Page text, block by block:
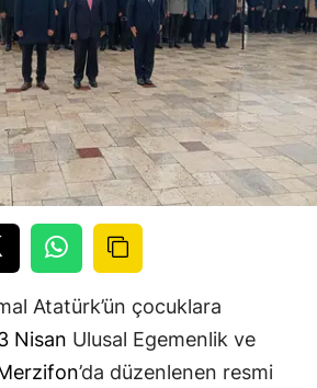
Atatürk’ün çocuklara
Nisan Ulusal Egemenlik ve
’da düzenlenen resmi